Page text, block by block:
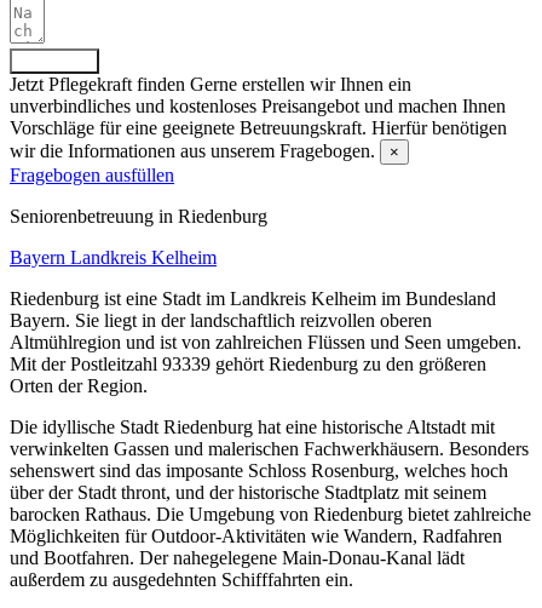
Jetzt Pflegekraft finden Gerne erstellen wir Ihnen ein
unverbindliches und kostenloses Preisangebot und machen Ihnen
Vorschläge für eine geeignete Betreuungskraft. Hierfür benötigen
wir die Informationen aus unserem Fragebogen.
×
Fragebogen ausfüllen
Senioren­betreuung in Riedenburg
Bayern Landkreis Kelheim
Riedenburg ist eine Stadt im Landkreis Kelheim im Bundesland
Bayern. Sie liegt in der landschaftlich reizvollen oberen
Altmühlregion und ist von zahlreichen Flüssen und Seen umgeben.
Mit der Postleitzahl 93339 gehört Riedenburg zu den größeren
Orten der Region.
Die idyllische Stadt Riedenburg hat eine historische Altstadt mit
verwinkelten Gassen und malerischen Fachwerkhäusern. Besonders
sehenswert sind das imposante Schloss Rosenburg, welches hoch
über der Stadt thront, und der historische Stadtplatz mit seinem
barocken Rathaus. Die Umgebung von Riedenburg bietet zahlreiche
Möglichkeiten für Outdoor-Aktivitäten wie Wandern, Radfahren
und Bootfahren. Der nahegelegene Main-Donau-Kanal lädt
außerdem zu ausgedehnten Schifffahrten ein.